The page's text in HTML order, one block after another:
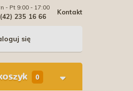
Kontakt
- Pt 9:00 - 17:00
(42) 235 16 66
się
0